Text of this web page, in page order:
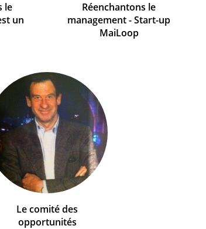
le
un
Réenchantons le
management - Start-up
MaiLoop
Le comité des
opportunités